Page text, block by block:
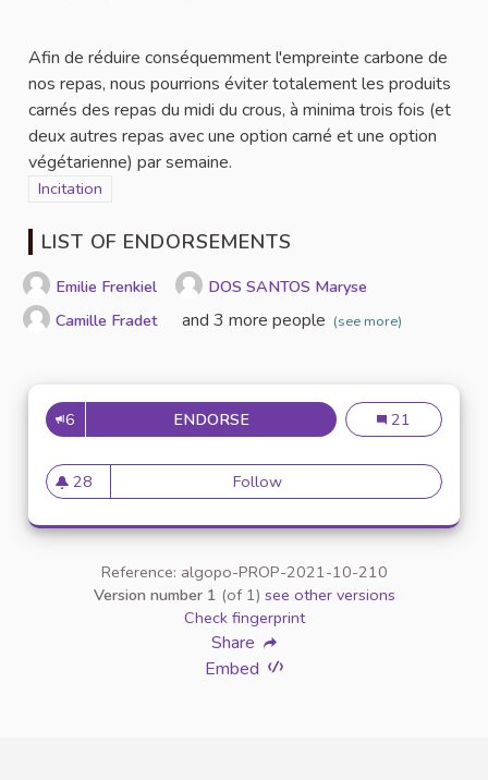
Afin de réduire conséquemment l'empreinte carbone de
nos repas, nous pourrions éviter totalement les produits
carnés des repas du midi du crous, à minima trois fois (et
deux autres repas avec une option carné et une option
végétarienne) par semaine.
Filter results for category: Incitation
Incitation
LIST OF ENDORSEMENTS
Emilie Frenkiel
DOS SANTOS Maryse
Camille Fradet
and 3 more people (see more)
6 ENDORSE GÉNÉRALISATION DE REPAS
Généralisation
21
28
28 followers
FollowGénéralisation de repas
Reference: algopo-PROP-2021-10-210
Version number 1 (of 1) see other versions
Check fingerprint
Share
Embed